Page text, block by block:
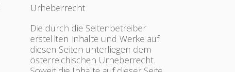
Urheberrecht
Die durch die Seitenbetreiber
erstellten Inhalte und Werke auf
diesen Seiten unterliegen dem
österreichischen Urheberrecht.